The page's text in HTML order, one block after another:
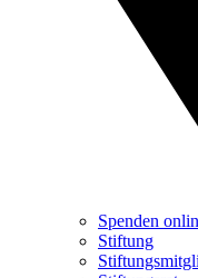
Spenden
Stiftung